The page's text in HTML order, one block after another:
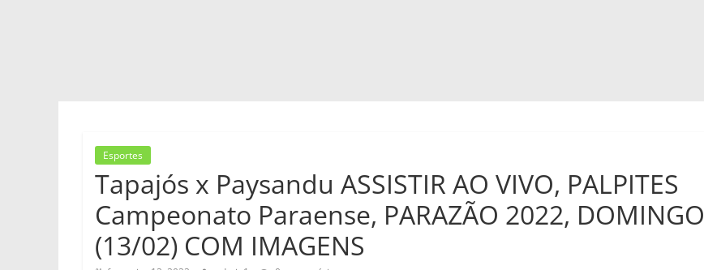
Esportes
Tapajós x Paysandu ASSISTIR AO VIVO, PALPITES
Campeonato Paraense, PARAZÃO 2022, DOMINGO
(13/02) COM IMAGENS